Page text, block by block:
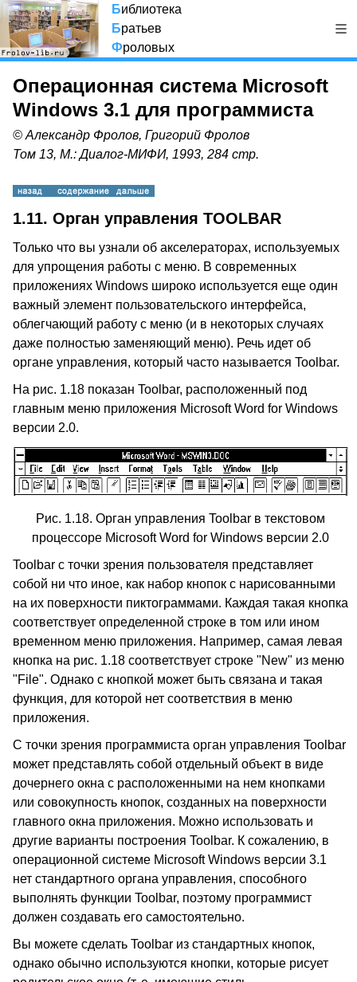
Библиотека
Братьев
Фроловых
Операционная система Microsoft
Windows 3.1 для программиста
© Александр Фролов, Григорий Фролов
Том 13, М.: Диалог-МИФИ, 1993, 284 стр.
1.11. Орган управления TOOLBAR
Только что вы узнали об акселераторах, используемых
для упрощения работы с меню. В современных
приложениях Windows широко используется еще один
важный элемент пользовательского интерфейса,
облегчающий работу с меню (и в некоторых случаях
даже полностью заменяющий меню). Речь идет об
органе управления, который часто называется Toolbar.
На рис. 1.18 показан Toolbar, расположенный под
главным меню приложения Microsoft Word for Windows
версии 2.0.
Рис. 1.18. Орган управления Toolbar в текстовом
процессоре Microsoft Word for Windows версии 2.0
Toolbar с точки зрения пользователя представляет
собой ни что иное, как набор кнопок с нарисованными
на их поверхности пиктограммами. Каждая такая кнопка
соответствует определенной строке в том или ином
временном меню приложения. Например, самая левая
кнопка на рис. 1.18 соответствует строке "New" из меню
"File". Однако с кнопкой может быть связана и такая
функция, для которой нет соответствия в меню
приложения.
С точки зрения программиста орган управления Toolbar
может представлять собой отдельный объект в виде
дочернего окна с расположенными на нем кнопками
или совокупность кнопок, созданных на поверхности
главного окна приложения. Можно использовать и
другие варианты построения Toolbar. К сожалению, в
операционной системе Microsoft Windows версии 3.1
нет стандартного органа управления, способного
выполнять функции Toolbar, поэтому программист
должен создавать его самостоятельно.
Вы можете сделать Toolbar из стандартных кнопок,
однако обычно используются кнопки, которые рисует